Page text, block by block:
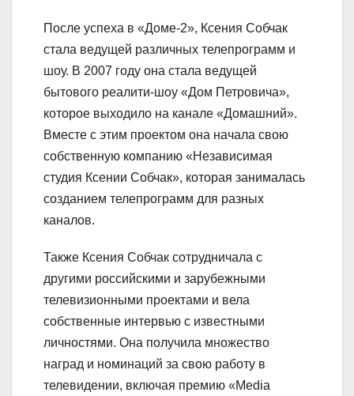
После успеха в «Доме-2», Ксения Собчак
стала ведущей различных телепрограмм и
шоу. В 2007 году она стала ведущей
бытового реалити-шоу «Дом Петровича»,
которое выходило на канале «Домашний».
Вместе с этим проектом она начала свою
собственную компанию «Независимая
студия Ксении Собчак», которая занималась
созданием телепрограмм для разных
каналов.
Также Ксения Собчак сотрудничала с
другими российскими и зарубежными
телевизионными проектами и вела
собственные интервью с известными
личностями. Она получила множество
наград и номинаций за свою работу в
телевидении, включая премию «Media